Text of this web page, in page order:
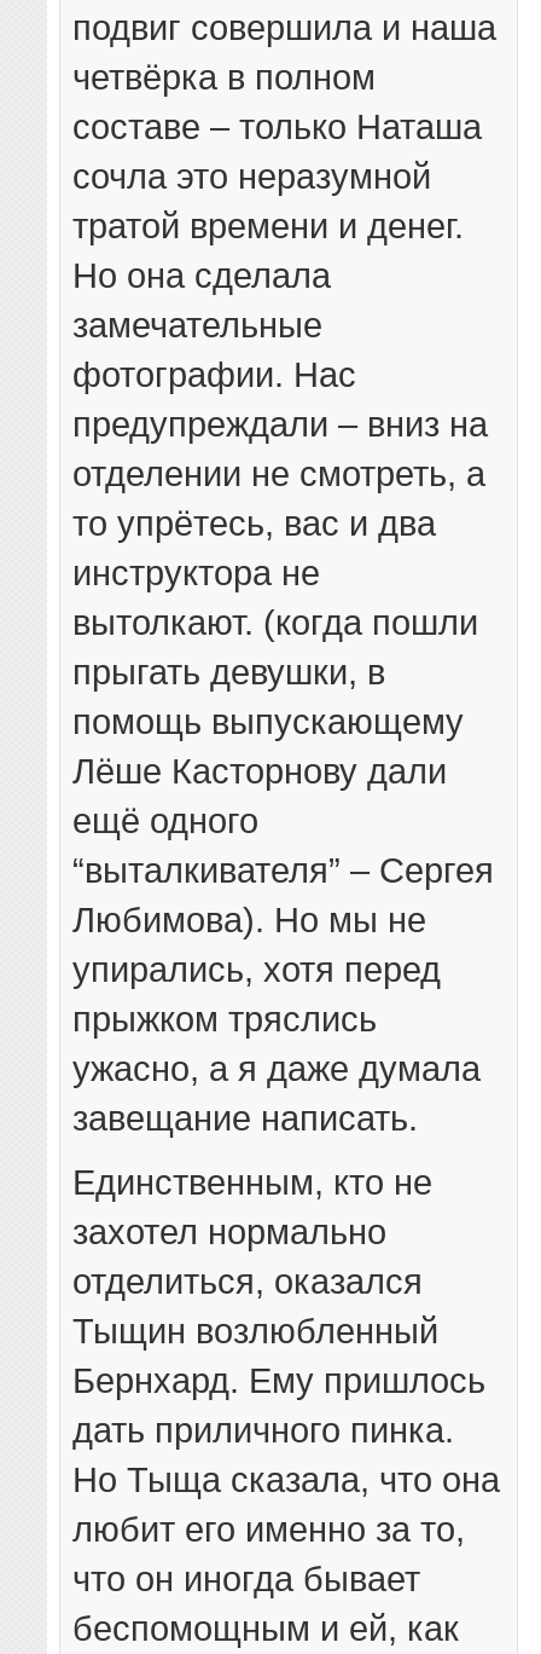
подвиг совершила и наша
четвёрка в полном
составе – только Наташа
сочла это неразумной
тратой времени и денег.
Но она сделала
замечательные
фотографии. Нас
предупреждали – вниз на
отделении не смотреть, а
то упрётесь, вас и два
инструктора не
вытолкают. (когда пошли
прыгать девушки, в
помощь выпускающему
Лёше Касторнову дали
ещё одного
“выталкивателя” – Сергея
Любимова). Но мы не
упирались, хотя перед
прыжком тряслись
ужасно, а я даже думала
завещание написать.
Единственным, кто не
захотел нормально
отделиться, оказался
Тыщин возлюбленный
Бернхард. Ему пришлось
дать приличного пинка.
Но Тыща сказала, что она
любит его именно за то,
что он иногда бывает
беспомощным и ей, как